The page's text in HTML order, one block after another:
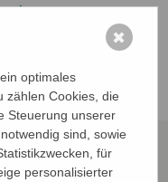
optimales
zählen Cookies, die
Steuerung unserer
sind, sowie
für
personalisierter
✖